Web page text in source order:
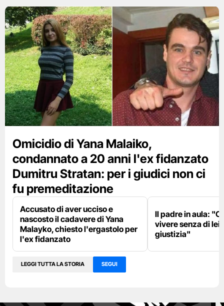
Omicidio di Yana Malaiko,
condannato a 20 anni l'ex fidanzato
Dumitru Stratan: per i giudici non ci
fu premeditazione
Accusato di aver ucciso e
nascosto il cadavere di Yana
Malayko, chiesto l'ergastolo per
l'ex fidanzato
Il padre in aula:
vivere senza di
giustizia"
LEGGI TUTTA LA STORIA SEGUI